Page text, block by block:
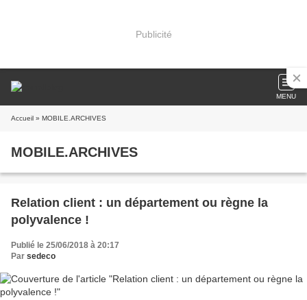
Publicité
MENU
Accueil » MOBILE.ARCHIVES
MOBILE.ARCHIVES
Relation client : un département ou règne la
polyvalence !
Publié le 25/06/2018 à 20:17
Par sedeco